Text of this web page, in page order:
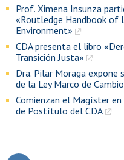
Prof. Ximena Insunza
«Routledge Handbook of
Environment»
CDA presenta el libro
Transición Justa»
Dra. Pilar Moraga
de la Ley Marco de
Comienzan el Magíster
de Postítulo del CDA